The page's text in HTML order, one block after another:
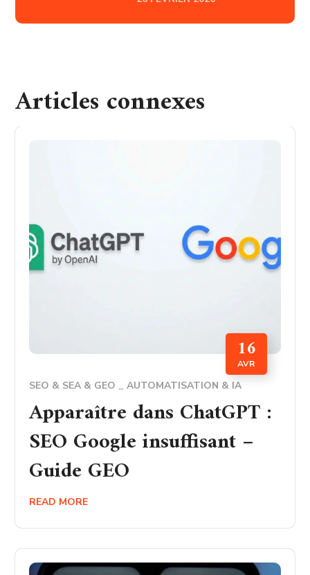
Articles connexes
16
AVR
SEO & SEA & GEO AUTOMATISATION & IA
Apparaître dans ChatGPT :
SEO Google insuffisant –
Guide GEO
READ MORE